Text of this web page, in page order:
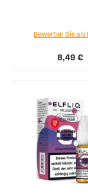
8,49 €
Bewerten Sie als